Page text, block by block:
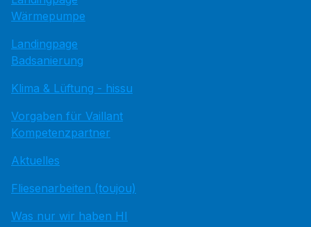
Wärmepumpe
Landingpage
Badsanierung
Klima & Lüftung - hissu
Vorgaben für Vaillant
Kompetenzpartner
Aktuelles
Fliesenarbeiten (toujou)
Was nur wir haben HI